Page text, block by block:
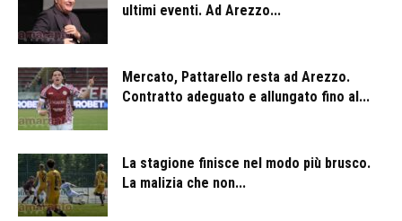
ultimi eventi. Ad Arezzo...
Mercato, Pattarello resta ad Arezzo.
Contratto adeguato e allungato fino al...
La stagione finisce nel modo più brusco.
La malizia che non...